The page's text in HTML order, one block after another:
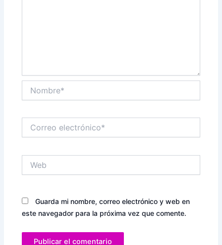
electrónico*
Guarda mi nombre, correo electrónico y web en
este navegador para la próxima vez que comente.